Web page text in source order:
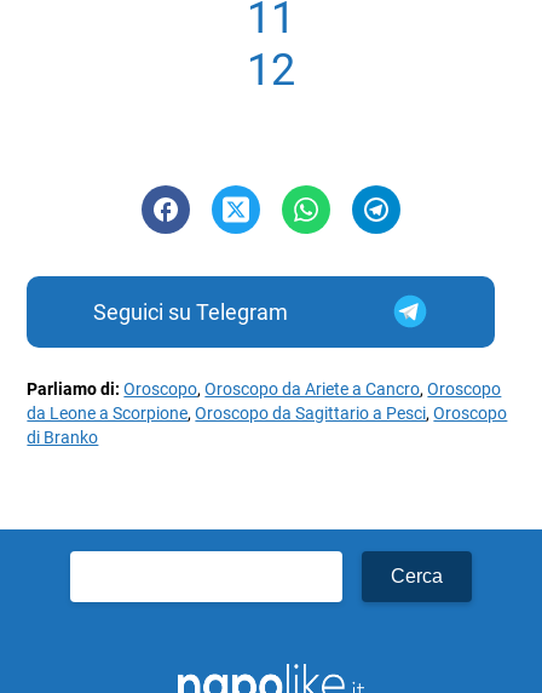
11
12
Seguici su Telegram
Parliamo di:Oroscopo,Oroscopo da Ariete a Cancro,Oroscopo
da Leone a Scorpione,Oroscopo da Sagittario a Pesci,Oroscopo
di Branko
per: